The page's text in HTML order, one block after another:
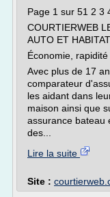
Page 1 sur 51 2 3
COURTIERWEB
AUTO ET
Économie,
Avec plus de 17
comparateur
les aidant dans
maison ainsi que
assurance bateau
des...
Lire la suite
Site :